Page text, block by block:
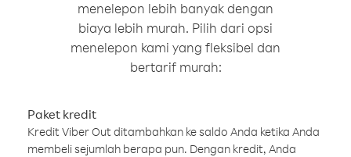
menelepon lebih banyak dengan
biaya lebih murah. Pilih dari opsi
menelepon kami yang fleksibel dan
bertarif murah:
Paket kredit
Kredit Viber Out ditambahkan ke saldo Anda ketika Anda
membeli sejumlah berapa pun. Dengan kredit, Anda